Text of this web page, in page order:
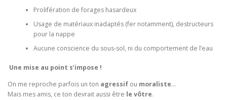
Prolifération de forages hasardeux
Usage de matériaux inadaptés (fer notamment), destructeurs
pour la nappe
Aucune conscience du sous-sol, ni du comportement de l’eau
Une mise au point s’impose !
On me reproche parfois un ton agressif ou moraliste…
Mais mes amis, ce ton devrait aussi être le vôtre.